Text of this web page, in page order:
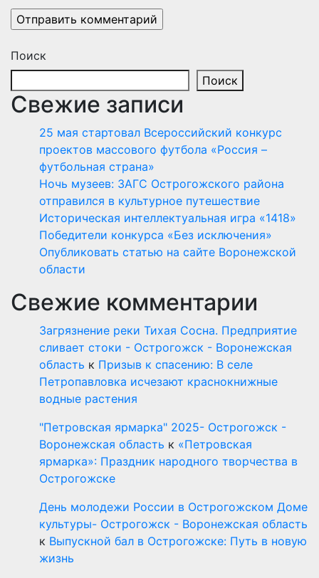
Поиск
Поиск
Свежие записи
25 мая стартовал Всероссийский конкурс
проектов массового футбола «Россия –
футбольная страна»
Ночь музеев: ЗАГС Острогожского района
отправился в культурное путешествие
Историческая интеллектуальная игра «1418»
Победители конкурса «Без исключения»
Опубликовать статью на сайте Воронежской
области
Свежие комментарии
Загрязнение реки Тихая Сосна. Предприятие
сливает стоки - Острогожск - Воронежская
область к Призыв к спасению: В селе
Петропавловка исчезают краснокнижные
водные растения
"Петровская ярмарка" 2025- Острогожск -
Воронежская область к «Петровская
ярмарка»: Праздник народного творчества в
Острогожске
День молодежи России в Острогожском Доме
культуры- Острогожск - Воронежская область
к Выпускной бал в Острогожске: Путь в новую
жизнь